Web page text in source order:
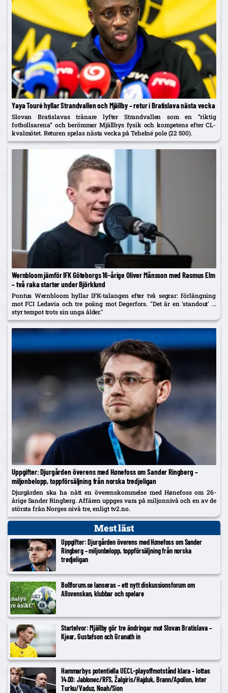
Yaya Touré hyllar Strandvallen och Mjällby – retur i Bratislava nästa vecka
Slovan Bratislavas tränare lyfter Strandvallen som en ”riktig
fotbollsarena” och berömmer Mjällbys fysik och kompetens efter CL-
kvalmötet. Returen spelas nästa vecka på Tehelné pole (22 500).
Wernbloom jämför IFK Göteborgs 16-årige Oliver Månsson med Rasmus Elm
– två raka starter under Björklund
Pontus Wernbloom hyllar IFK-talangen efter två segrar: förlängning
mot FCI Ledavia och tre poäng mot Degerfors. "Det är en 'standout' ...
styr tempot trots sin unga ålder."
Uppgifter: Djurgården överens med Hønefoss om Sander Ringberg –
miljonbelopp, toppförsäljning från norska tredjeligan
Djurgården ska ha nått en överenskommelse med Hønefoss om 26-
årige Sander Ringberg. Affären uppges vara på miljonnivå och en av de
största från Norges nivå tre, enligt tv2.no.
Mest läst
Uppgifter: Djurgården överens med Hønefoss om Sander
Ringberg – miljonbelopp, toppförsäljning från norska
tredjeligan
Bollforum.se lanseras – ett nytt diskussionsforum om
Allsvenskan, klubbar och spelare
Startelvor: Mjällby gör tre ändringar mot Slovan Bratislava –
Kjear, Gustafson och Granath in
Hammarbys potentiella UECL-playoffmotstånd klara – lottas
14.00: Jablonec/RFS, Žalgiris/Hajduk, Brann/Apollon, Inter
Turku/Vaduz, Noah/Sion